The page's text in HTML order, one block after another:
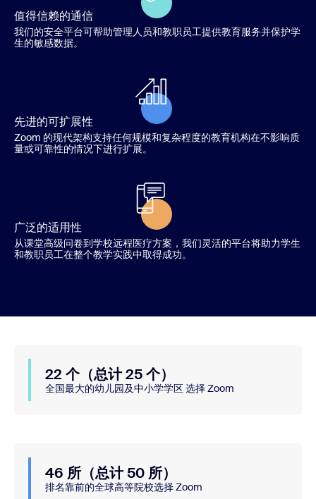
值得信赖的通信
我们的安全平台可帮助管理人员和教职员工提供教育服务并保护学
生的敏感数据。
先进的可扩展性
Zoom 的现代架构支持任何规模和复杂程度的教育机构在不影响质
量或可靠性的情况下进行扩展。
广泛的适用性
从课堂高级问卷到学校远程医疗方案，我们灵活的平台将助力学生
和教职员工在整个教学实践中取得成功。
22 个（总计 25 个）
全国最大的幼儿园及中小学学区 选择 Zoom
46 所（总计 50 所）
排名靠前的全球高等院校选择 Zoom